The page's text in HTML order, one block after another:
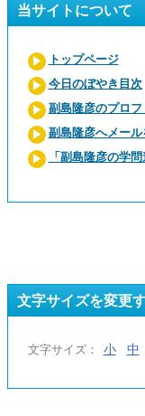
当サイトについて
トップページ
今日のぼやき目次
副島隆彦のプロフ
副島隆彦へメール
「副島隆彦の学
文字サイズを変更
文字サイズ： 小 中